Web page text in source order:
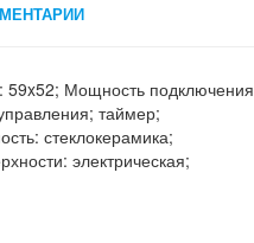
59x52; Мощность подключения
таймер;
стеклокерамика;
электрическая;